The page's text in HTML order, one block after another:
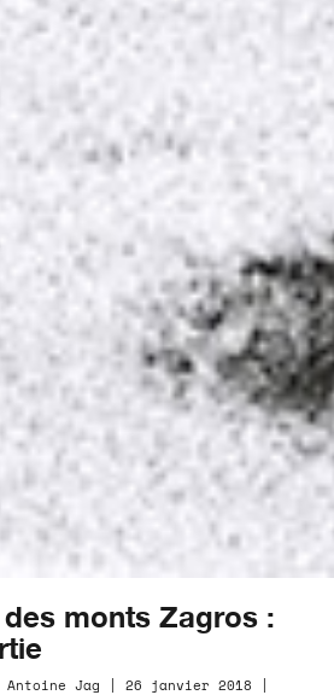
monts Zagros :
Jag | 26 janvier 2018 |